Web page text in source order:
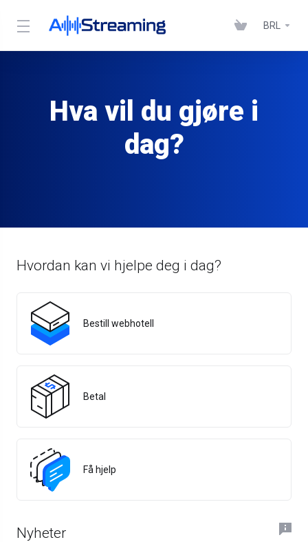
BRL
Hva vil du gjøre i
dag?
Hvordan kan vi hjelpe deg i dag?
Bestill webhotell
Betal
Få hjelp
Nyheter